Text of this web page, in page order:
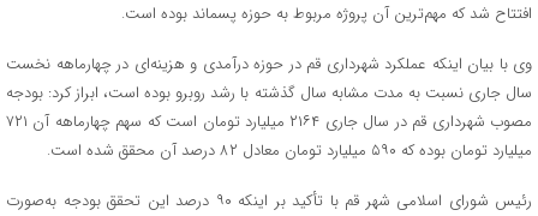
افتتاح شد که مهم‌ترین آن پروژه مربوط به حوزه پسماند بوده است.
وی با بیان اینکه عملکرد شهرداری قم در حوزه درآمدی و هزینه‌ای در چهارماهه نخست
سال جاری نسبت به مدت مشابه سال گذشته با رشد روبرو بوده است، ابراز کرد: بودجه
مصوب شهرداری قم در سال جاری ۲۱۶۴ میلیارد تومان است که سهم چهارماهه آن ۷۲۱
میلیارد تومان بوده که ۵۹۰ میلیارد تومان معادل ۸۲ درصد آن محقق شده است.
رئیس شورای اسلامی شهر قم با تأکید بر اینکه ۹۰ درصد این تحقق بودجه به‌صورت